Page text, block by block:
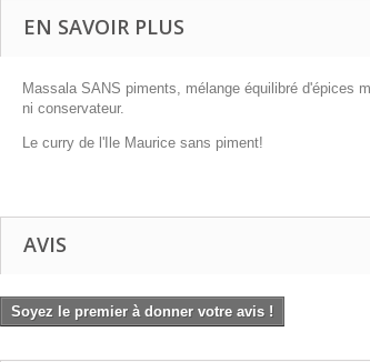
EN SAVOIR PLUS
Massala SANS piments, mélange équilibré d'épices
ni conservateur.
Le curry de l'Ile Maurice sans piment!
AVIS
Soyez le premier à donner votre avis !